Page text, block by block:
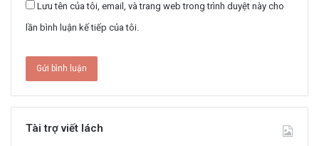
Lưu tên của tôi, email, và trang web trong trình duyệt này cho
lần bình luận kế tiếp của tôi.
Tài trợ viết lách